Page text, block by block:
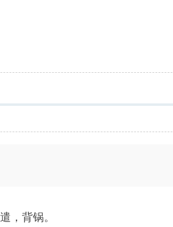
，背锅。